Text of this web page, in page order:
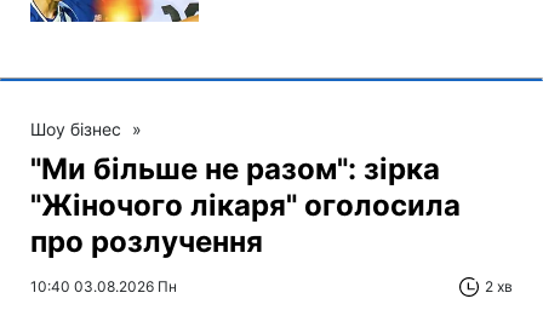
Шоу бізнес »
"Ми більше не разом": зірка
"Жіночого лікаря" оголосила
про розлучення
10:40 03.08.2026 Пн 2 хв